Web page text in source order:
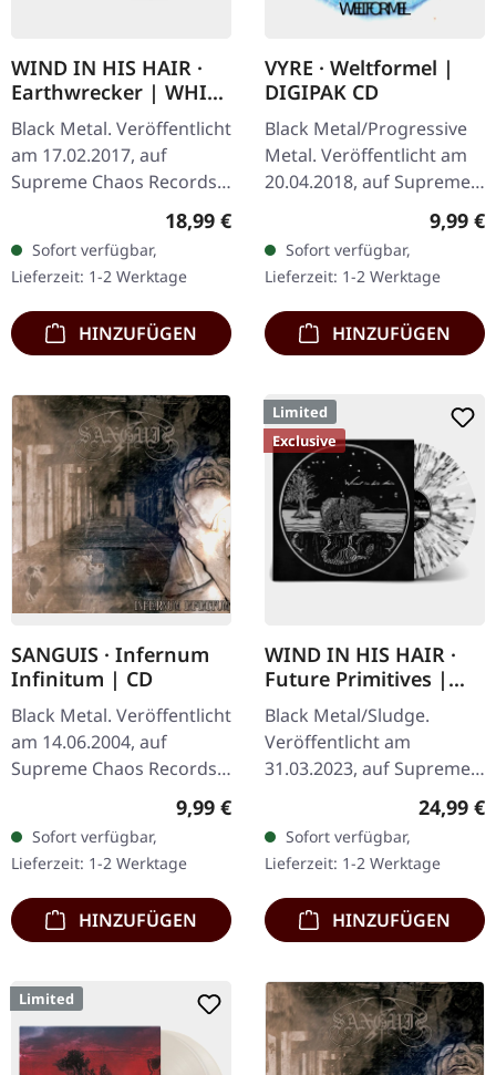
WIND IN HIS HAIR ·
Earthwrecker | WHITE
SPLATTER LP
Black Metal. Veröffentlicht
am 17.02.2017, auf
Supreme Chaos Records.
Weißes Vinyl mit grauen
Splattern im Standard-
Cover, kommt mit Insert.…
Regulärer Preis:
18,99 €
Sofort verfügbar,
Lieferzeit: 1-2 Werktage
HINZUFÜGEN
VYRE · Weltformel |
DIGIPAK CD
Black Metal/Progressive
Metal. Veröffentlicht am
20.04.2018, auf Supreme
Chaos Records. Limitierte
Erstauflage als CD im
DigiPak. Schnall Dich an,…
9,99 €
Sofort verfügbar,
Lieferzeit: 1-2 Werktage
HINZUFÜGEN
SANGUIS · Infernum
Infinitum | CD
Black Metal. Veröffentlicht
am 14.06.2004, auf
Supreme Chaos Records.
CD im Jewelcase mit 16-
seitigem Booklet. Die
österreichische Black
Metal-Horde…
Regulärer Preis:
9,99 €
Sofort verfügbar,
Lieferzeit: 1-2 Werktage
HINZUFÜGEN
Limited
Exclusive
WIND IN HIS HAIR ·
Future Primitives |
SPLATTER LP
Black Metal/Sludge.
Veröffentlicht am
31.03.2023, auf Supreme
Chaos Records. SCR-
exklusives Ultra Clear
Vinyl mit schwarzen und
weißen Splattern mit…
24,99 €
Sofort verfügbar,
Lieferzeit: 1-2 Werktage
HINZUFÜGEN
Limited